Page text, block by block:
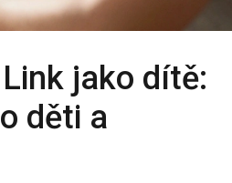
jako dítě:
děti a